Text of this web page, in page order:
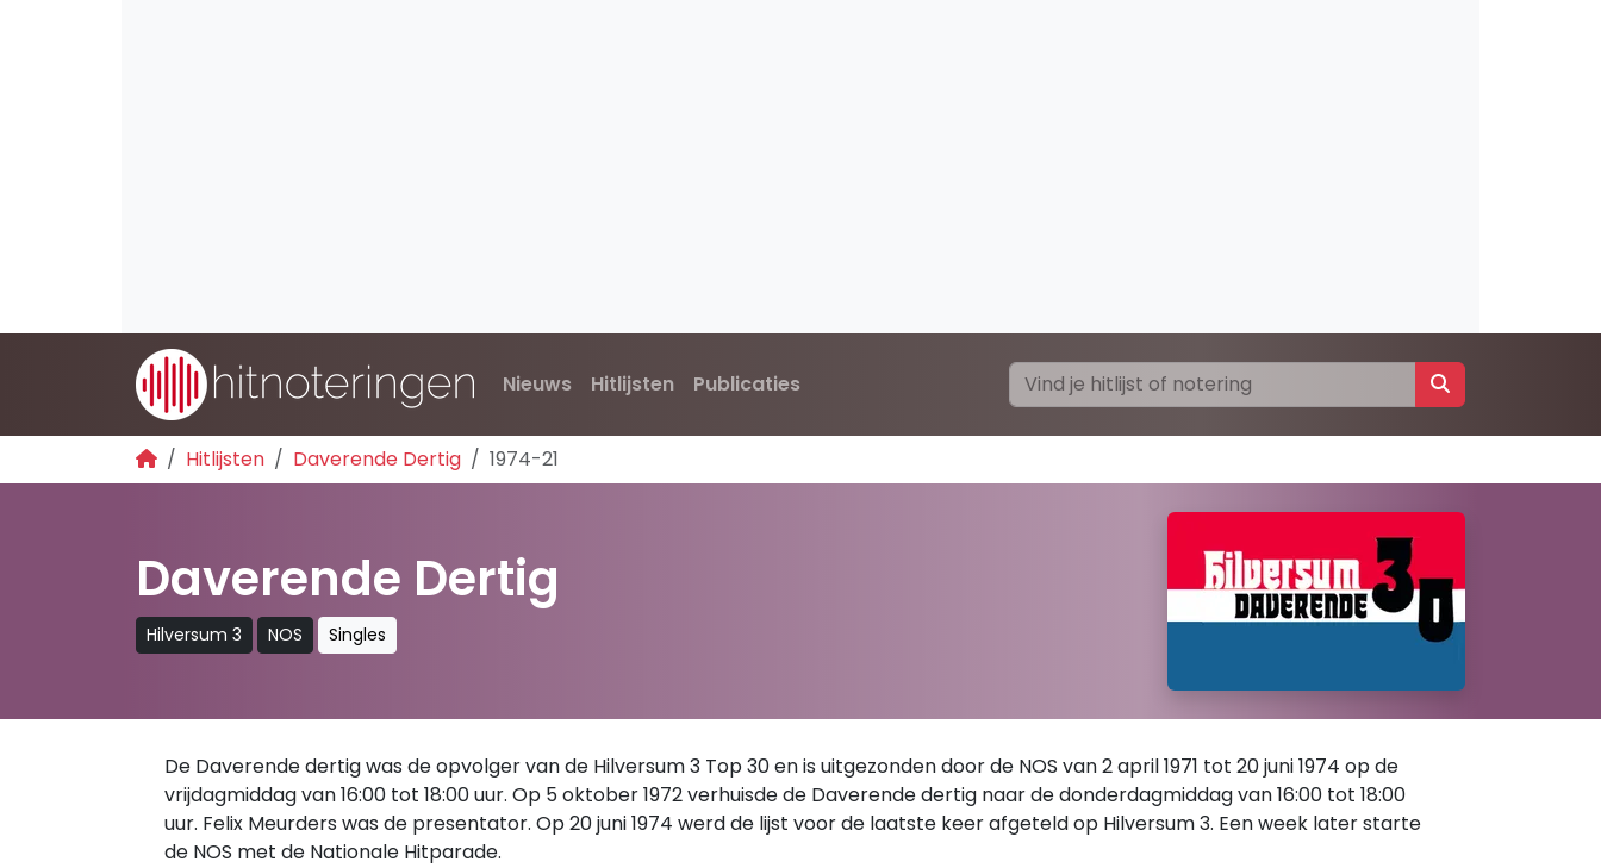
Nieuws Hitlijsten Publicaties
Hitlijsten Daverende Dertig 1974-21
Daverende Dertig
Hilversum 3 NOS Singles
De Daverende dertig was de opvolger van de Hilversum 3 Top 30 en is uitgezonden door de NOS van 2 april 1971 tot 20 juni 1974 op de
vrijdagmiddag van 16:00 tot 18:00 uur. Op 5 oktober 1972 verhuisde de Daverende dertig naar de donderdagmiddag van 16:00 tot 18:00
uur. Felix Meurders was de presentator. Op 20 juni 1974 werd de lijst voor de laatste keer afgeteld op Hilversum 3. Een week later starte
de NOS met de Nationale Hitparade.